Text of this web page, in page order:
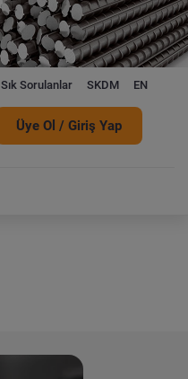
Sık Sorulanlar SKDM EN
Üye Ol / Giriş Yap